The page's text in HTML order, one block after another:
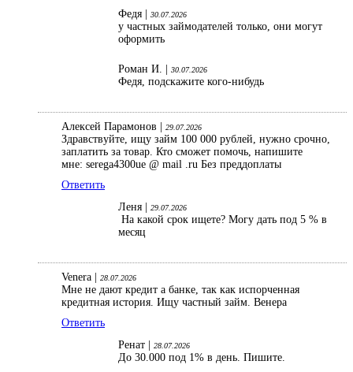
Федя |
30.07.2026
у частных займодателей только, они могут
оформить
Роман И. | 30.07.2026
Федя, подскажите кого-нибудь
Алексей Парамонов | 29.07.2026
Здравствуйте, ищу займ 100 000 рублей, нужно срочно,
заплатить за товар. Кто сможет помочь, напишите
мне: serega4300ue @ mail .ru Без преддоплаты
Ответить
Леня |
29.07.2026
На какой срок ищете? Могу дать под 5 % в
месяц
Venera | 28.07.2026
Мне не дают кредит а банке, так как испорченная
кредитная история. Ищу частный займ. Венера
Ответить
Ренат |
28.07.2026
До 30.000 под 1% в день. Пишите.